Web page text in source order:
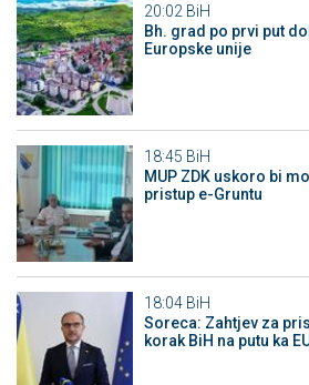
20:02 BiH
Bh. grad po prvi put
Europske unije
18:45 BiH
MUP ZDK uskoro bi
pristup e-Gruntu
18:04 BiH
Soreca: Zahtjev za
korak BiH na putu ka